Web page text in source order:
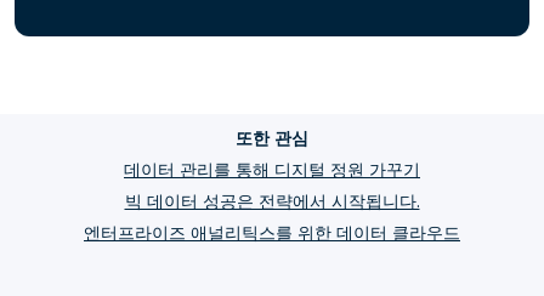
또한 관심
데이터 관리를 통해 디지털 정원 가꾸기
빅 데이터 성공은 전략에서 시작됩니다.
엔터프라이즈 애널리틱스를 위한 데이터 클라우드